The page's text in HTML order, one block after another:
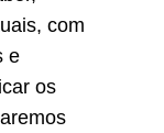
com
e
os